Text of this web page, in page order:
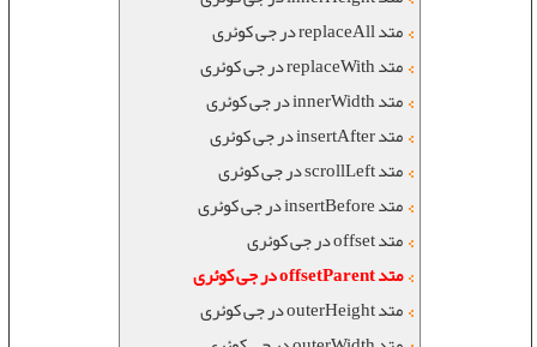
متد replaceAll در جی کوئری
متد replaceWith در جی کوئری
متد innerWidth در جی کوئری
متد insertAfter در جی کوئری
متد scrollLeft در جی کوئری
متد insertBefore در جی کوئری
متد offset در جی کوئری
متد offsetParent در جی کوئری
متد outerHeight در جی کوئری